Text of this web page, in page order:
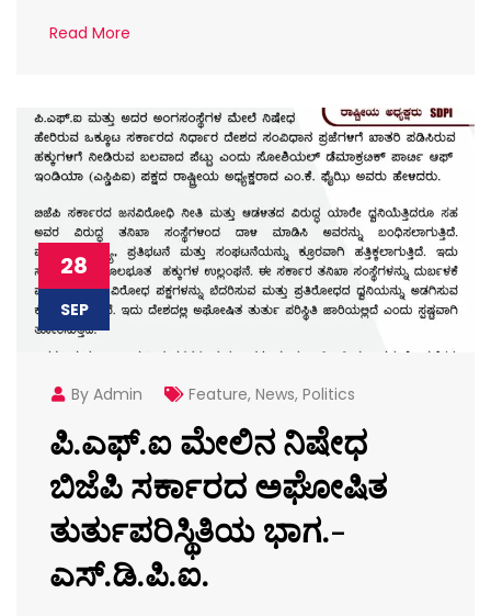
Read More
28
SEP
By Admin Feature, News, Politics
ಪಿ.ಎಫ್.ಐ ಮೇಲಿನ ನಿಷೇಧ
ಬಿಜೆಪಿ ಸರ್ಕಾರದ ಅಘೋಷಿತ
ತುರ್ತುಪರಿಸ್ಥಿತಿಯ ಭಾಗ.-
ಎಸ್.ಡಿ.ಪಿ.ಐ.